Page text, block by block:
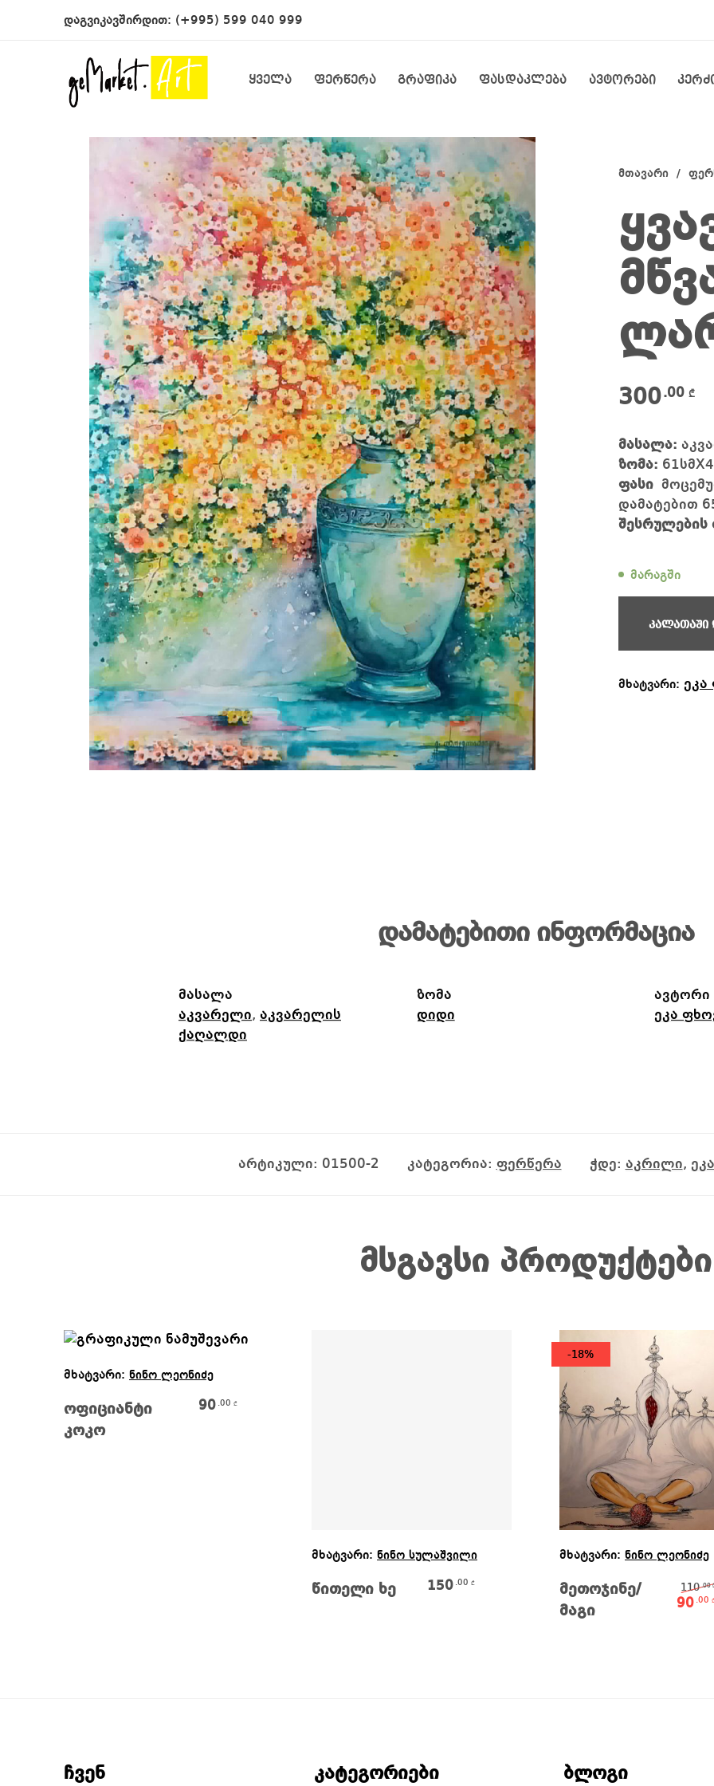
დაგვიკავშირდით: (+995) 599 040 999
ყველა ფერწერა გრაფიკა ფასდაკლება ავტორები
მთავარი /
300.00 ₾
მასალა:
ზომა: 61
ფასი
დამატებით
შესრულების
მარაგში
კალათაში
მხატვარი: ეკა
დამატებითი ინფორმაცია
მასალა
აკვარელი, აკვარელის
ქაღალდი
ზომა
დიდი
ავტორი
ეკა
არტიკული: 01500-2 კატეგორია: ფერწერა ჭდე: აკრილი,
მსგავსი პროდუქტები
მხატვარი: ნინო ლეონიძე
ოფიციანტი
კოკო
90 .00 ₾
მხატვარი: ნინო სულაშვილი
წითელი ხე 150 .00 ₾
-18%
მხატვარი: ნინო ლეონიძე
მეთოჯინე/
მაგი
110 .00₾
90 .00
ჩვენ კატეგორიები ბლოგი